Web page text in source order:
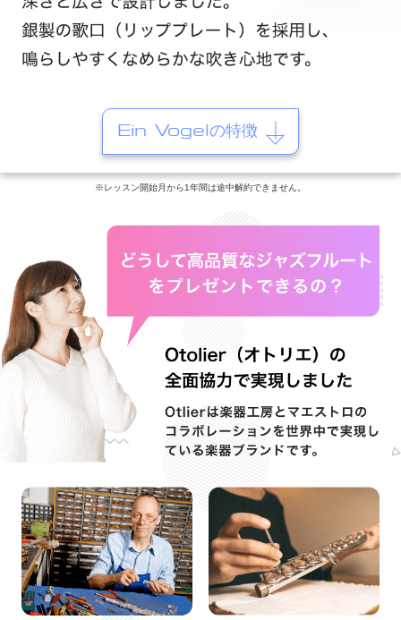
Ein Vogelの特徴
※レッスン開始月から1年間は途中解約できません。